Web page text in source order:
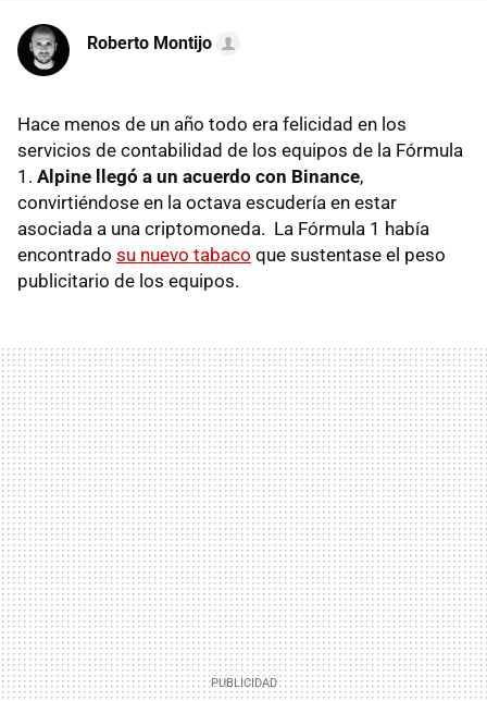
Roberto Montijo
Hace menos de un año todo era felicidad en los
servicios de contabilidad de los equipos de la Fórmula
1. Alpine llegó a un acuerdo con Binance,
convirtiéndose en la octava escudería en estar
asociada a una criptomoneda. La Fórmula 1 había
encontrado su nuevo tabaco que sustentase el peso
publicitario de los equipos.